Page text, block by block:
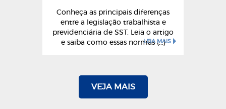
Conheça as principais diferenças
entre a legislação trabalhista e
previdenciária de SST. Leia o artigo
e saiba como essas normas (...)
LEIA MAIS
VEJA MAIS